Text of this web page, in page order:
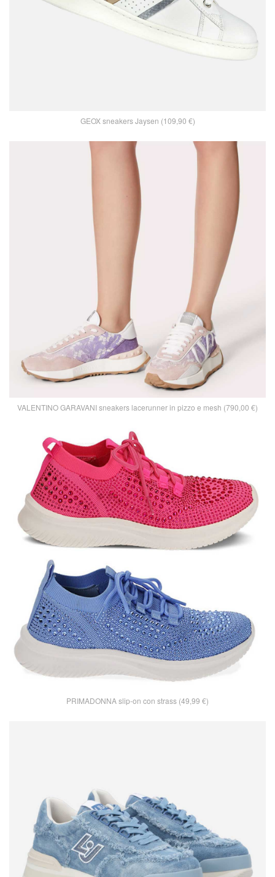
GEOX sneakers Jaysen (109,90 €)
VALENTINO GARAVANI sneakers lacerunner in pizzo e mesh (790,00 €)
PRIMADONNA slip-on con strass (49,99 €)